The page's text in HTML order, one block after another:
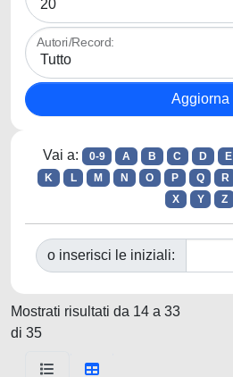
Autori/Record:
Vai a: 0-9 A B C D E
K
L M N O P Q R
X
Y Z
o inserisci le iniziali:
Mostrati risultati da 14 a 33
di 35